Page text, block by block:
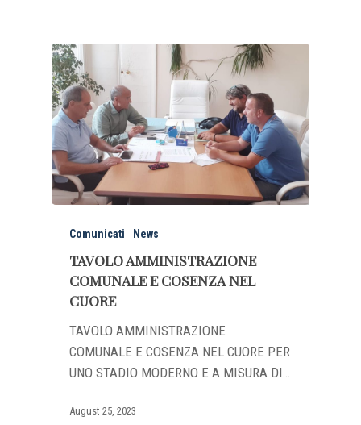
Comunicati News
TAVOLO AMMINISTRAZIONE
COMUNALE E COSENZA NEL
CUORE
TAVOLO AMMINISTRAZIONE
COMUNALE E COSENZA NEL CUORE PER
UNO STADIO MODERNO E A MISURA DI…
August 25, 2023